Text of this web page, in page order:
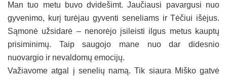
Man tuo metu buvo dvidešimt. Jaučiausi pavargusi nuo
gyvenimo, kurį turėjau gyventi seneliams ir Tėčiui išėjus.
Sąmonė užsidarė – nenorėjo įsileisti ilgus metus kauptų
prisiminimų. Taip saugojo mane nuo dar didesnio
nuovargio ir nevaldomų emocijų.
Važiavome atgal į senelių namą. Tik siaura Miško gatvė